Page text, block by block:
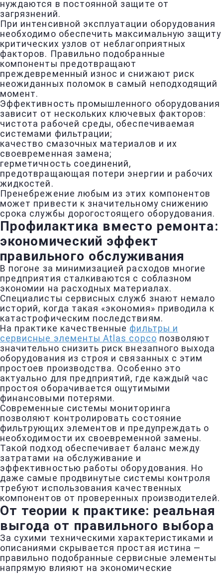
нуждаются в постоянной защите от
загрязнений.
При интенсивной эксплуатации оборудования
необходимо обеспечить максимальную защиту
критических узлов от неблагоприятных
факторов. Правильно подобранные
компоненты предотвращают
преждевременный износ и снижают риск
неожиданных поломок в самый неподходящий
момент.
Эффективность промышленного оборудования
зависит от нескольких ключевых факторов:
чистота рабочей среды, обеспечиваемая
системами фильтрации;
качество смазочных материалов и их
своевременная замена;
герметичность соединений,
предотвращающая потери энергии и рабочих
жидкостей.
Пренебрежение любым из этих компонентов
может привести к значительному снижению
срока службы дорогостоящего оборудования.
Профилактика вместо ремонта:
экономический эффект
правильного обслуживания
В погоне за минимизацией расходов многие
предприятия сталкиваются с соблазном
экономии на расходных материалах.
Специалисты сервисных служб знают немало
историй, когда такая «экономия» приводила к
катастрофическим последствиям.
На практике качественные фильтры и
сервисные элементы Atlas copco позволяют
значительно снизить риск внезапного выхода
оборудования из строя и связанных с этим
простоев производства. Особенно это
актуально для предприятий, где каждый час
простоя оборачивается ощутимыми
финансовыми потерями.
Современные системы мониторинга
позволяют контролировать состояние
фильтрующих элементов и предупреждать о
необходимости их своевременной замены.
Такой подход обеспечивает баланс между
затратами на обслуживание и
эффективностью работы оборудования. Но
даже самые продвинутые системы контроля
требуют использования качественных
компонентов от проверенных производителей.
От теории к практике: реальная
выгода от правильного выбора
За сухими техническими характеристиками и
описаниями скрывается простая истина —
правильно подобранные сервисные элементы
напрямую влияют на экономические